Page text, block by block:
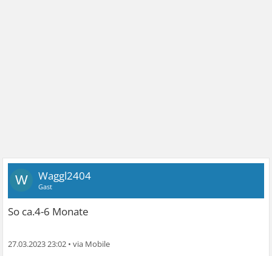
W Waggl2404
Gast
So ca.4-6 Monate
27.03.2023 23:02 •